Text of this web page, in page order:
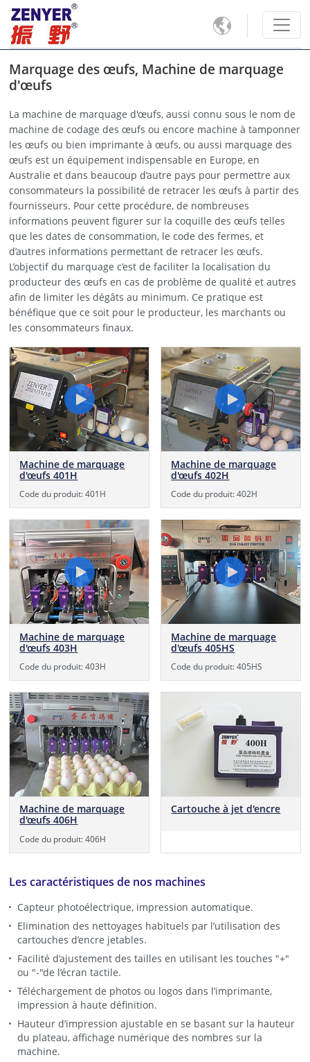

Marquage des œufs, Machine de marquage
d'œufs
La machine de marquage d'œufs, aussi connu sous le nom de
machine de codage des œufs ou encore machine à tamponner
les œufs ou bien imprimante à œufs, ou aussi marquage des
œufs est un équipement indispensable en Europe, en
Australie et dans beaucoup d’autre pays pour permettre aux
consommateurs la possibilité de retracer les œufs à partir des
fournisseurs. Pour cette procédure, de nombreuses
informations peuvent figurer sur la coquille des œufs telles
que les dates de consommation, le code des fermes, et
d’autres informations permettant de retracer les œufs.
L’objectif du marquage c’est de faciliter la localisation du
producteur des œufs en cas de problème de qualité et autres
afin de limiter les dégâts au minimum. Ce pratique est
bénéfique que ce soit pour le producteur, les marchants ou
les consommateurs finaux.
Machine de marquage
d'œufs 401H
Code du produit: 401H
Machine de marquage
d'œufs 402H
Code du produit: 402H
Machine de marquage
d'œufs 403H
Code du produit: 403H
Machine de marquage
d'œufs 405HS
Code du produit: 405HS
Machine de marquage
d'œufs 406H
Code du produit: 406H
Cartouche à jet d'encre
Les caractéristiques de nos machines
Capteur photoélectrique, impression automatique.
Elimination des nettoyages habituels par l’utilisation des
cartouches d’encre jetables.
Facilité d’ajustement des tailles en utilisant les touches "+"
ou "-"de l’écran tactile.
Téléchargement de photos ou logos dans l’imprimante,
impression à haute définition.
Hauteur d’impression ajustable en se basant sur la hauteur
du plateau, affichage numérique des nombres sur la
machine.